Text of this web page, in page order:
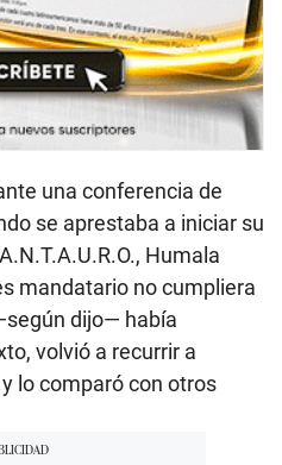
una conferencia de
se aprestaba a iniciar su
Humala
mandatario no cumpliera
dijo— había
volvió a recurrir a
lo comparó con otros